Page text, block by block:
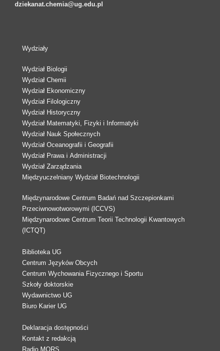
dziekanat.chemia@ug.edu.pl
Wydziały
Wydział Biologii
Wydział Chemii
Wydział Ekonomiczny
Wydział Filologiczny
Wydział Historyczny
Wydział Matematyki, Fizyki i Informatyki
Wydział Nauk Społecznych
Wydział Oceanografii i Geografii
Wydział Prawa i Administracji
Wydział Zarządzania
Międzyuczelniany Wydział Biotechnologii
Międzynarodowe Centrum Badań nad Szczepionkami
Przeciwnowotworowymi (ICCVS)
Międzynarodowe Centrum Teorii Technologii Kwantowych
(ICTQT)
Biblioteka UG
Centrum Języków Obcych
Centrum Wychowania Fizycznego i Sportu
Szkoły doktorskie
Wydawnictwo UG
Biuro Karier UG
Deklaracja dostępności
Kontakt z redakcją
Radio MORS